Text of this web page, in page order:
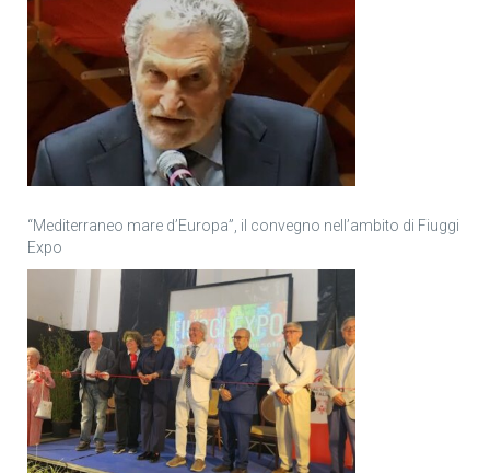
“Mediterraneo mare d’Europa”, il convegno nell’ambito di Fiuggi
Expo